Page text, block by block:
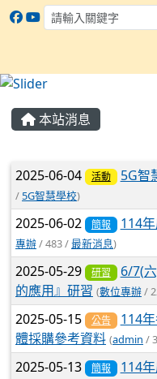
本站消息
文章列表
2025-06-04 活動 5G智
/5G智慧學校)
2025-06-02 簡報 114
專辦/ 483 /最新消息)
2025-05-29 研習
6/7(
的應用』研習 (數位專辦/
2025-05-15 公告
114
體採購參考資料 (admin /
2025-05-13 簡報 114